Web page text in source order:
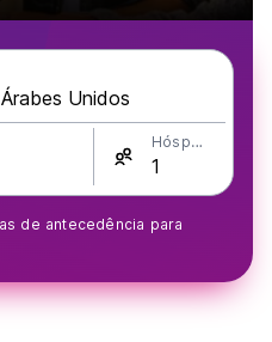
Hóspedes
de antecedência para